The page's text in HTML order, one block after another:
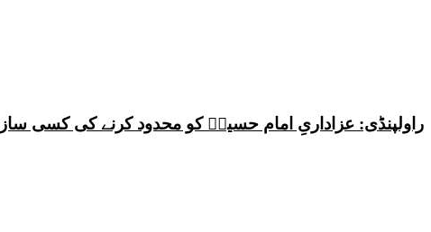
راولپنڈی: عزاداریِ امام حسینؑ کو محدود کرنے کی کسی